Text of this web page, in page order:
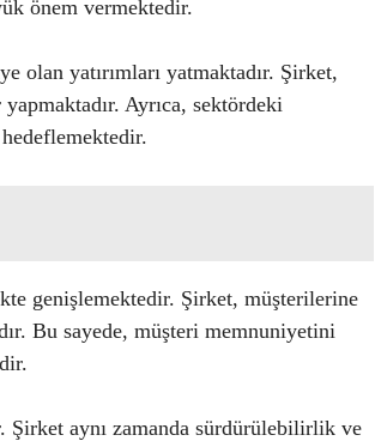
önem vermektedir.
olan yatırımları yatmaktadır. Şirket,
Ayrıca, sektördeki
genişlemektedir. Şirket, müşterilerine
Bu sayede, müşteri memnuniyetini
Şirket aynı zamanda sürdürülebilirlik ve